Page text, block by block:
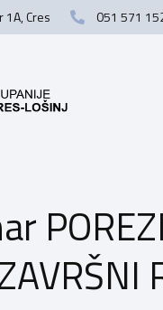
1A, Cres 051 571